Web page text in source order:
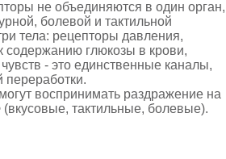
не объединяются в один орган,
болевой и тактильной
тела: рецепторы давления,
содержанию глюкозы в крови,
- это единственные каналы,
воспринимать раздражение на
(вкусовые, тактильные, болевые).